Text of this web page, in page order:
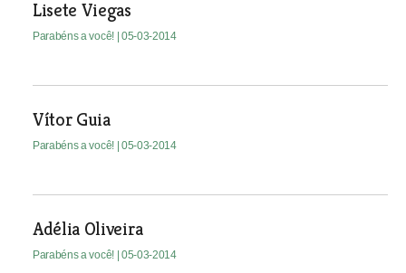
Lisete Viegas
Parabéns a você! | 05-03-2014
Vítor Guia
Parabéns a você! | 05-03-2014
Adélia Oliveira
Parabéns a você! | 05-03-2014